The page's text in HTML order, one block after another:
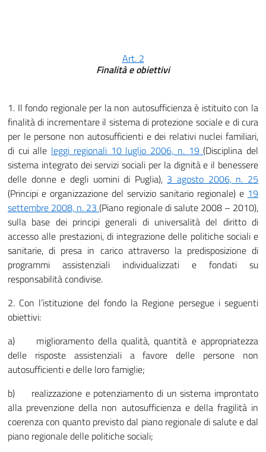
Art. 2
Finalità e obiettivi
1. Il fondo regionale per la non autosufficienza è istituito con la
finalità di incrementare il sistema di protezione sociale e di cura
per le persone non autosufficienti e dei relativi nuclei familiari,
di cui alle leggi regionali 10 luglio 2006, n. 19(Disciplina del
sistema integrato dei servizi sociali per la dignità e il benessere
delle donne e degli uomini di Puglia), 3 agosto 2006, n. 25
(Principi e organizzazione del servizio sanitario regionale) e 19
settembre 2008, n. 23(Piano regionale di salute 2008 – 2010),
sulla base dei principi generali di universalità del diritto di
accesso alle prestazioni, di integrazione delle politiche sociali e
sanitarie, di presa in carico attraverso la predisposizione di
programmi assistenziali individualizzati e fondati su
responsabilità condivise.
2. Con l’istituzione del fondo la Regione persegue i seguenti
obiettivi:
a) miglioramento della qualità, quantità e appropriatezza
delle risposte assistenziali a favore delle persone non
autosufficienti e delle loro famiglie;
b) realizzazione e potenziamento di un sistema improntato
alla prevenzione della non autosufficienza e della fragilità in
coerenza con quanto previsto dal piano regionale di salute e dal
piano regionale delle politiche sociali;